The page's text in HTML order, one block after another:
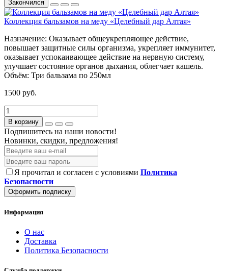
Закончился
Коллекция бальзамов на меду «Целебный дар Алтая»
Назначение: Оказывает общеукрепляющее действие,
повышает защитные силы организма, укрепляет иммунитет,
оказывает успокаивающее действие на нервную систему,
улучшает состояние органов дыхания, облегчает кашель.
Объём: Три бальзама по 250мл
1500 руб.
В корзину
Подпишитесь на наши новости!
Новинки, скидки, предложения!
Я прочитал и согласен с условиями Политика
Безопасности
Оформить подписку
Информация
О нас
Доставка
Политика Безопасности